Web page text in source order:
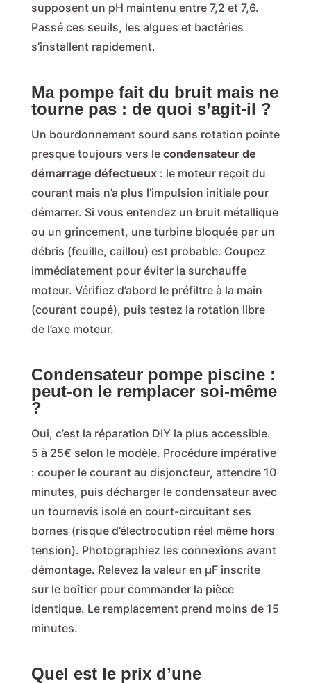
supposent un pH maintenu entre 7,2 et 7,6.
Passé ces seuils, les algues et bactéries
s’installent rapidement.
Ma pompe fait du bruit mais ne
tourne pas : de quoi s’agit-il ?
Un bourdonnement sourd sans rotation pointe
presque toujours vers le condensateur de
démarrage défectueux: le moteur reçoit du
courant mais n’a plus l’impulsion initiale pour
démarrer. Si vous entendez un bruit métallique
ou un grincement, une turbine bloquée par un
débris (feuille, caillou) est probable. Coupez
immédiatement pour éviter la surchauffe
moteur. Vérifiez d’abord le préfiltre à la main
(courant coupé), puis testez la rotation libre
de l’axe moteur.
Condensateur pompe piscine :
peut-on le remplacer soi-même
?
Oui, c’est la réparation DIY la plus accessible.
5 à 25€ selon le modèle. Procédure impérative
: couper le courant au disjoncteur, attendre 10
minutes, puis décharger le condensateur avec
un tournevis isolé en court-circuitant ses
bornes (risque d’électrocution réel même hors
tension). Photographiez les connexions avant
démontage. Relevez la valeur en µF inscrite
sur le boîtier pour commander la pièce
identique. Le remplacement prend moins de 15
minutes.
Quel est le prix d’une